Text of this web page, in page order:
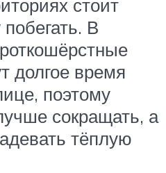
стоит
побегать. В
долгое время
поэтому
сокращать, а
тёплую